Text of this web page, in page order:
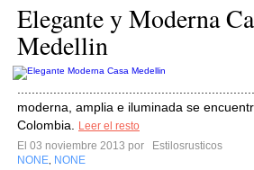
Elegante y Moderna
Medellin
moderna, amplia e iluminada se
Colombia.
Leer el resto
El 03 noviembre 2013 por
Estilosrusticos
NONE NONE